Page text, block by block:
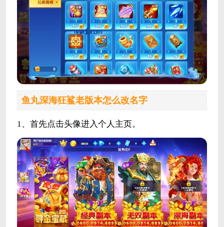
鱼丸深海狂鲨老版本怎么改名字
1、首先点击头像进入个人主页。